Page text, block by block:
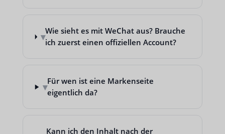
▾Wie sieht es mit WeChat aus? Brauche
ich zuerst einen offiziellen Account?
▾Für wen ist eine Markenseite
eigentlich da?
Kann ich den Inhalt nach der